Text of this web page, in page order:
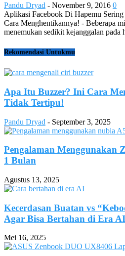
Pandu Dryad - November 9, 2016 0
Aplikasi Facebook Di Hapemu
Cara Menghentikannya! - Beberapa
menemukan sedikit kejanggalan pada
Rekomendasi Untukmu
Apa Itu Buzzer? Ini Cara
Tidak Tertipu!
Pandu Dryad - September 3, 2025
Pengalaman Menggunakan
1 Bulan
Agustus 13, 2025
Kecerdasan Buatan vs
Agar Bisa Bertahan di Era AI
Mei 16, 2025